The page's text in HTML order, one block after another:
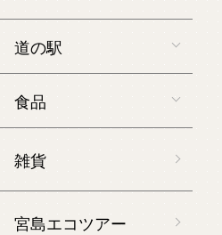
道の駅
食品
雑貨
宮島エコツアー